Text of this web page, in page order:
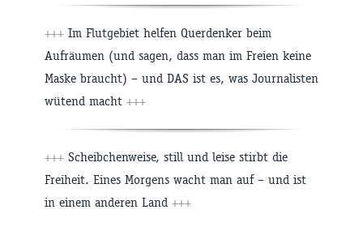
+++ Im Flutgebiet helfen Querdenker beim
Aufräumen (und sagen, dass man im Freien keine
Maske braucht) – und DAS ist es, was Journalisten
wütend macht +++
+++ Scheibchenweise, still und leise stirbt die
Freiheit. Eines Morgens wacht man auf – und ist
in einem anderen Land +++